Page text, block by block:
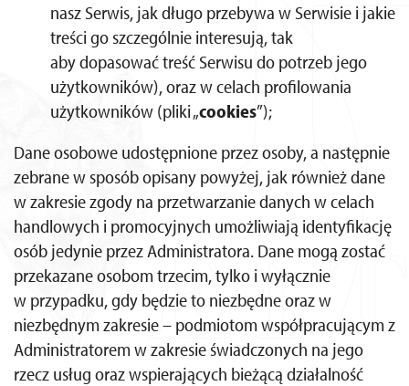
nasz Serwis, jak długo przebywa w Serwisie i jakie
treści go szczególnie interesują, tak
aby dopasować treść Serwisu do potrzeb jego
użytkowników), oraz w celach profilowania
użytkowników (pliki „cookies”);
Dane osobowe udostępnione przez osoby, a następnie
zebrane w sposób opisany powyżej, jak również dane
w zakresie zgody na przetwarzanie danych w celach
handlowych i promocyjnych umożliwiają identyfikację
osób jedynie przez Administratora. Dane mogą zostać
przekazane osobom trzecim, tylko i wyłącznie
w przypadku, gdy będzie to niezbędne oraz w
niezbędnym zakresie – podmiotom współpracującym z
Administratorem w zakresie świadczonych na jego
rzecz usług oraz wspierających bieżącą działalność